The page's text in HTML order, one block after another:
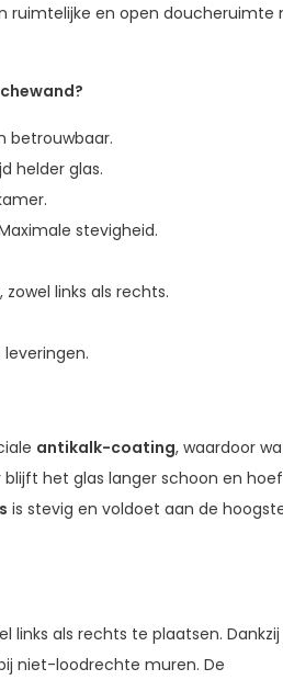
ruimtelijke en open doucheruimte
betrouwbaar.
helder glas.
stevigheid.
links als rechts.
antikalk-coating, waardoor
het glas langer schoon en
is stevig en voldoet aan de
links als rechts te plaatsen.
niet-loodrechte muren. De